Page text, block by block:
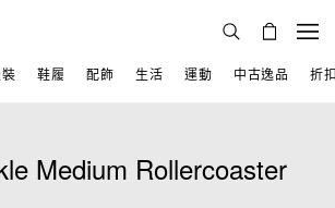
鞋履 配飾 生活 運動 中古逸品 折
Medium Rollercoaster